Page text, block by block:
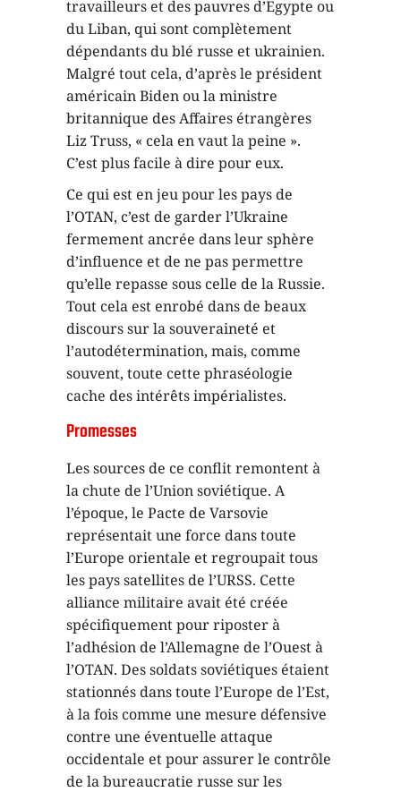
travailleurs et des pauvres d’Egypte ou
du Liban, qui sont complètement
dépendants du blé russe et ukrainien.
Malgré tout cela, d’après le président
américain Biden ou la ministre
britannique des Affaires étrangères
Liz Truss, « cela en vaut la peine ».
C’est plus facile à dire pour eux.
Ce qui est en jeu pour les pays de
l’OTAN, c’est de garder l’Ukraine
fermement ancrée dans leur sphère
d’influence et de ne pas permettre
qu’elle repasse sous celle de la Russie.
Tout cela est enrobé dans de beaux
discours sur la souveraineté et
l’autodétermination, mais, comme
souvent, toute cette phraséologie
cache des intérêts impérialistes.
Promesses
Les sources de ce conflit remontent à
la chute de l’Union soviétique. A
l’époque, le Pacte de Varsovie
représentait une force dans toute
l’Europe orientale et regroupait tous
les pays satellites de l’URSS. Cette
alliance militaire avait été créée
spécifiquement pour riposter à
l’adhésion de l’Allemagne de l’Ouest à
l’OTAN. Des soldats soviétiques étaient
stationnés dans toute l’Europe de l’Est,
à la fois comme une mesure défensive
contre une éventuelle attaque
occidentale et pour assurer le contrôle
de la bureaucratie russe sur les